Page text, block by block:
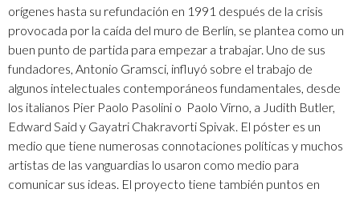
orígenes hasta su refundación en 1991 después de la crisis
provocada por la caída del muro de Berlín, se plantea como un
buen punto de partida para empezar a trabajar. Uno de sus
fundadores, Antonio Gramsci, influyó sobre el trabajo de
algunos intelectuales contemporáneos fundamentales, desde
los italianos Pier Paolo Pasolini o Paolo Virno, a Judith Butler,
Edward Said y Gayatri Chakravorti Spivak. El póster es un
medio que tiene numerosas connotaciones políticas y muchos
artistas de las vanguardias lo usaron como medio para
comunicar sus ideas. El proyecto tiene también puntos en